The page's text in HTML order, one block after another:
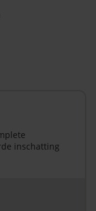
inschatting